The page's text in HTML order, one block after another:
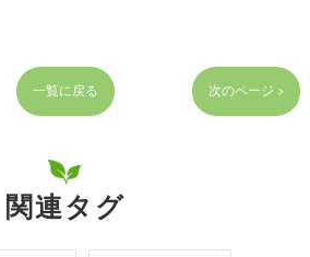
一覧に戻る 次のページ >
関連タグ